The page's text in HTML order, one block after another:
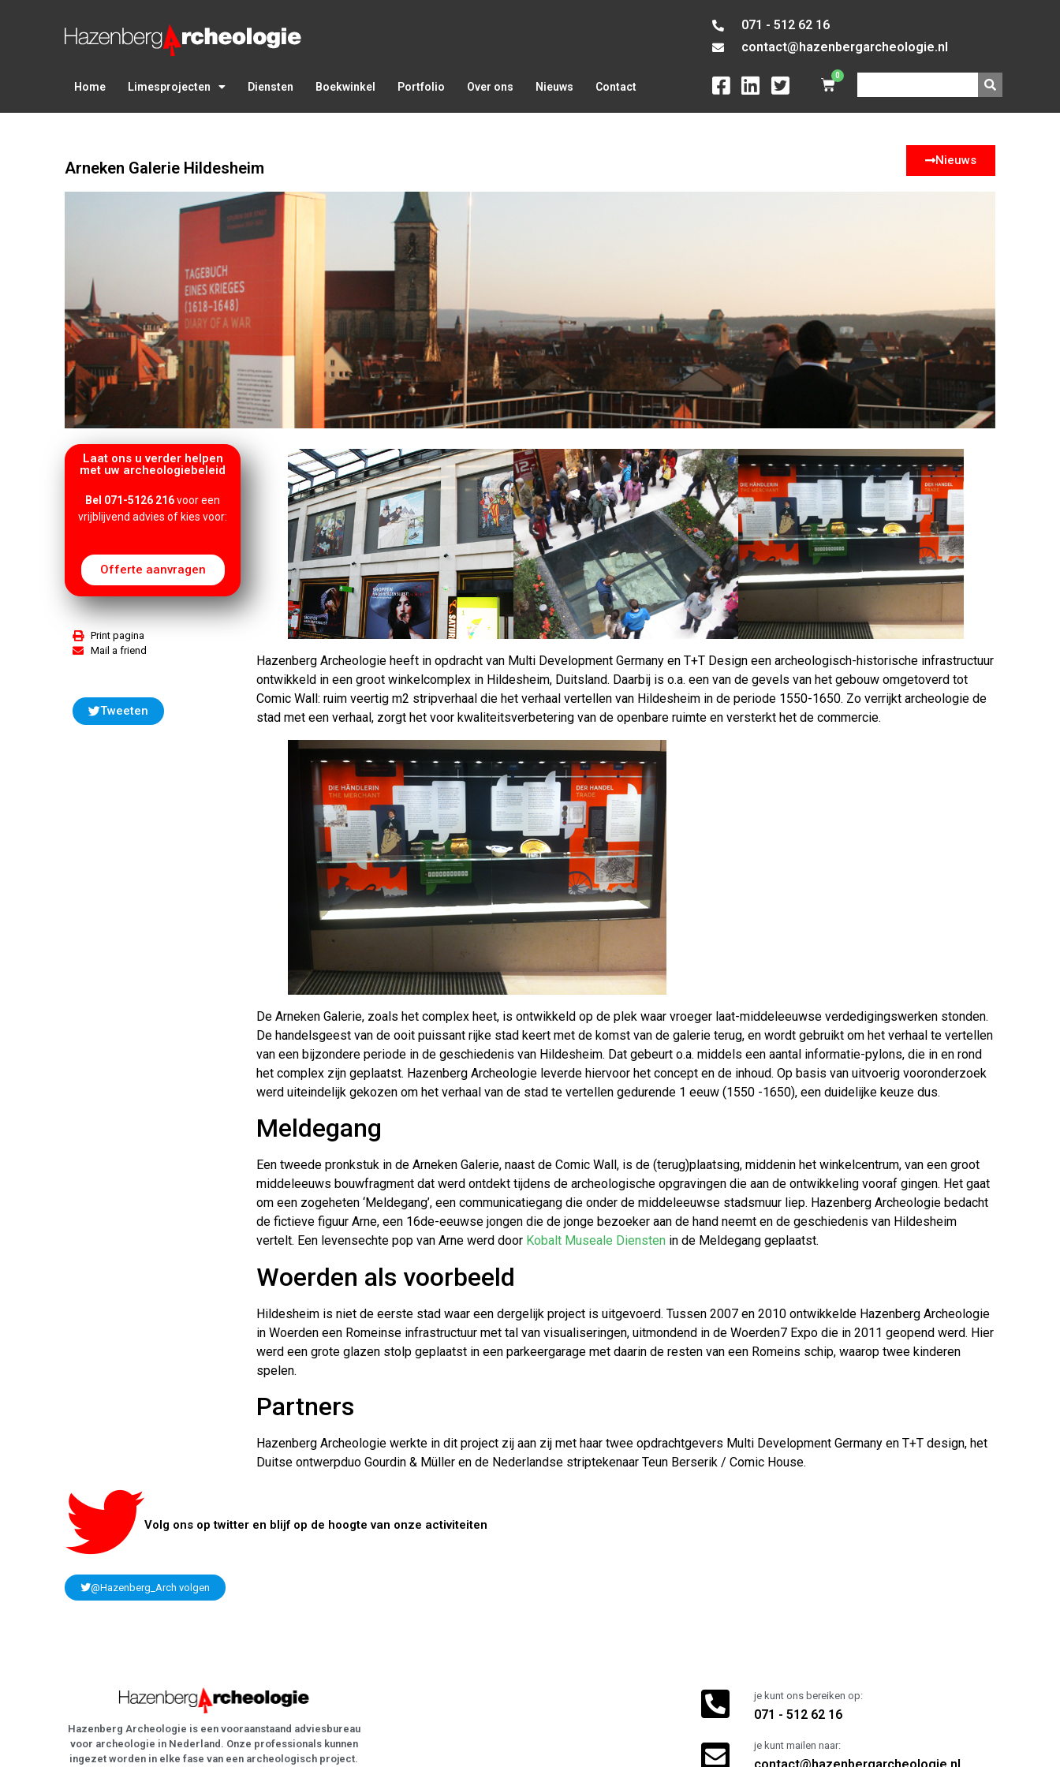
Home Limesprojecten Diensten Boekwinkel Portfolio Over ons Nieuws Contact
071 - 512 62 16
contact@hazenbergarcheologie.nl
0
Arneken Galerie Hildesheim Nieuws
Laat ons u verder helpen
met uw archeologiebeleid
Bel 071-5126 216voor een
vrijblijvend advies of kies voor:
Offerte aanvragen
Print pagina
Mail a friend
Tweeten
Hazenberg Archeologie heeft in opdracht van Multi Development Germany en T+T Design een archeologisch-historische infrastructuur
ontwikkeld in een groot winkelcomplex in Hildesheim, Duitsland. Daarbij is o.a. een van de gevels van het gebouw omgetoverd tot
Comic Wall: ruim veertig m2 stripverhaal die het verhaal vertellen van Hildesheim in de periode 1550-1650. Zo verrijkt archeologie de
stad met een verhaal, zorgt het voor kwaliteitsverbetering van de openbare ruimte en versterkt het de commercie.
De Arneken Galerie, zoals het complex heet, is ontwikkeld op de plek waar vroeger laat-middeleeuwse verdedigingswerken stonden.
De handelsgeest van de ooit puissant rijke stad keert met de komst van de galerie terug, en wordt gebruikt om het verhaal te vertellen
van een bijzondere periode in de geschiedenis van Hildesheim. Dat gebeurt o.a. middels een aantal informatie-pylons, die in en rond
het complex zijn geplaatst. Hazenberg Archeologie leverde hiervoor het concept en de inhoud. Op basis van uitvoerig vooronderzoek
werd uiteindelijk gekozen om het verhaal van de stad te vertellen gedurende 1 eeuw (1550 -1650), een duidelijke keuze dus.
Meldegang
Een tweede pronkstuk in de Arneken Galerie, naast de Comic Wall, is de (terug)plaatsing, middenin het winkelcentrum, van een groot
middeleeuws bouwfragment dat werd ontdekt tijdens de archeologische opgravingen die aan de ontwikkeling vooraf gingen. Het gaat
om een zogeheten ‘Meldegang’, een communicatiegang die onder de middeleeuwse stadsmuur liep. Hazenberg Archeologie bedacht
de fictieve figuur Arne, een 16de-eeuwse jongen die de jonge bezoeker aan de hand neemt en de geschiedenis van Hildesheim
vertelt. Een levensechte pop van Arne werd door Kobalt Museale Diensten in de Meldegang geplaatst.
Woerden als voorbeeld
Hildesheim is niet de eerste stad waar een dergelijk project is uitgevoerd. Tussen 2007 en 2010 ontwikkelde Hazenberg Archeologie
in Woerden een Romeinse infrastructuur met tal van visualiseringen, uitmondend in de Woerden7 Expo die in 2011 geopend werd. Hier
werd een grote glazen stolp geplaatst in een parkeergarage met daarin de resten van een Romeins schip, waarop twee kinderen
spelen.
Partners
Hazenberg Archeologie werkte in dit project zij aan zij met haar twee opdrachtgevers Multi Development Germany en T+T design, het
Duitse ontwerpduo Gourdin & Müller en de Nederlandse striptekenaar Teun Berserik / Comic House.
Volg ons op twitter en blijf op de hoogte van onze activiteiten
@Hazenberg_Arch volgen
Hazenberg Archeologie is een vooraanstaand adviesbureau
voor archeologie in Nederland. Onze professionals kunnen
ingezet worden in elke fase van een archeologisch project.
je kunt ons bereiken op:
071 - 512 62 16
je kunt mailen naar: